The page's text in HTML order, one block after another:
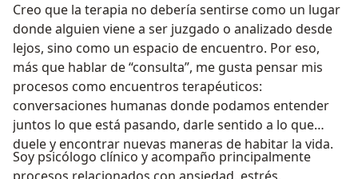
Creo que la terapia no debería sentirse como un lugar
donde alguien viene a ser juzgado o analizado desde
lejos, sino como un espacio de encuentro. Por eso,
más que hablar de “consulta”, me gusta pensar mis
procesos como encuentros terapéuticos:
conversaciones humanas donde podamos entender
juntos lo que está pasando, darle sentido a lo que
duele y encontrar nuevas maneras de habitar la vida.
Soy psicólogo clínico y acompaño principalmente